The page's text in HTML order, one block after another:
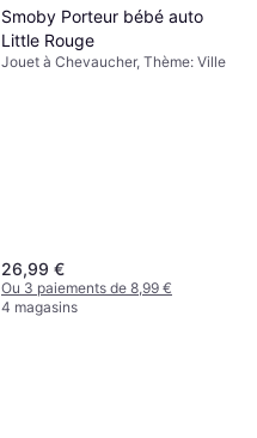
Smoby Porteur bébé auto
Little Rouge
Jouet à Chevaucher, Thème: Ville
26,99 €
Ou 3 paiements de 8,99 €
4 magasins